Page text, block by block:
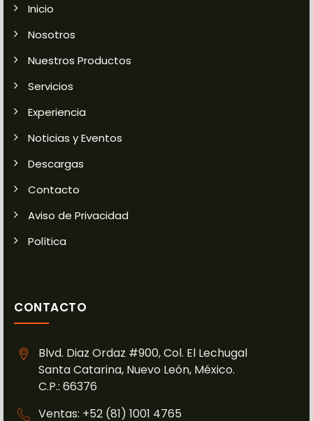
Inicio
Nosotros
Nuestros Productos
Servicios
Experiencia
Noticias y Eventos
Descargas
Contacto
Aviso de Privacidad
Política
CONTACTO
Blvd. Diaz Ordaz #900, Col. El Lechugal
Santa Catarina, Nuevo León, México.
C.P.: 66376
Ventas: +52 (81) 1001 4765